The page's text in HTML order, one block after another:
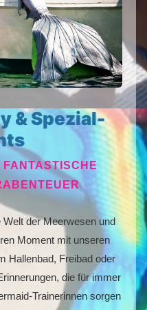
& Spezial-
Welt der Meerwesen und
Moment mit unseren
Hallenbad, Freibad oder
die für immer
Trainerinnen sorgen